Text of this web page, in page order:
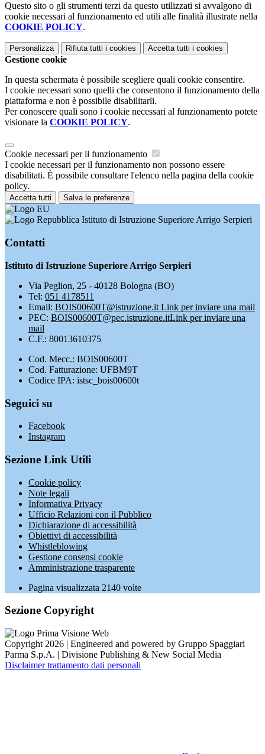
Questo sito o gli strumenti terzi da questo utilizzati si avvalgono di
cookie necessari al funzionamento ed utili alle finalità illustrate nella
COOKIE POLICY.
Personalizza Rifiuta tutti i cookies Accetta tutti i cookies
Gestione cookie
In questa schermata è possibile scegliere quali cookie consentire.
I cookie necessari sono quelli che consentono il funzionamento della
piattaforma e non è possibile disabilitarli.
Per conoscere quali sono i cookie necessari al funzionamento potete
visionare la COOKIE POLICY.
Cookie necessari per il funzionamento
I cookie necessari per il funzionamento non possono essere
disabilitati. È possibile consultare l'elenco nella pagina della cookie
policy.
Accetta tutti Salva le preferenze
Istituto di Istruzione Superiore Arrigo Serpieri
Contatti
Istituto di Istruzione Superiore Arrigo Serpieri
Via Peglion, 25 - 40128 Bologna (BO)
Tel: 051 4178511
Email: BOIS00600T@istruzione.it Link per inviare una mail
PEC: BOIS00600T@pec.istruzione.itLink per inviare una
mail
C.F.: 80013610375
Cod. Mecc.: BOIS00600T
Cod. Fatturazione: UFBM9T
Codice IPA: istsc_bois00600t
Seguici su
Facebook
Instagram
Sezione Link Utili
Cookie policy
Note legali
Informativa Privacy
Ufficio Relazioni con il Pubblico
Dichiarazione di accessibilità
Obiettivi di accessibilità
Whistleblowing
Gestione consensi cookie
Amministrazione trasparente
Pagina visualizzata 2140 volte
Sezione Copyright
Copyright 2026 | Engineered and powered by Gruppo Spaggiari
Parma S.p.A. | Divisione Publishing & New Social Media
Disclaimer trattamento dati personali